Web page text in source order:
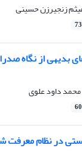
زنجیرزن حسینی
بدیهی از نگاه
داود علوی
در نظام معرفت